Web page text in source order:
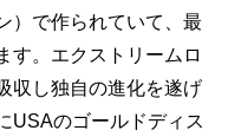
）で作られていて、最
す。エクストリームロ
収し独自の進化を遂げ
USAのゴールドディス